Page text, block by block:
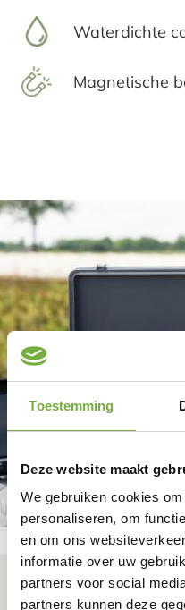
Toestemming
Deze website maakt
We gebruiken cookies
personaliseren, om
en om ons
informatie over uw
partners voor social
partners kunnen deze
Waterdichte
Magnetische